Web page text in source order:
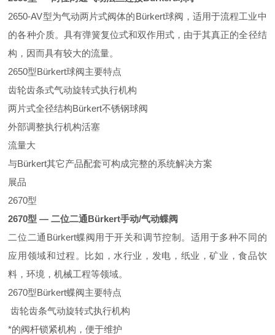
2650-AV型为气动两片式阀体的Bürkert球阀，适用于流程工业中
的各种介质。具有弹簧复位式和双作用式，由于其真正的全径结
构，因而具有较大的流量。
2650型Bürkert球阀主要特点
齿轮齿条式气动旋转式执行机构
两片式全径结构Bürkert不锈钢球阀
外部调整执行机构活塞
流量大
与Bürkert其它产品配套可构成完整的系统解决方案
展品
2670型
2670型 — 二位二通Bürkert手动/气动蝶阀
二位二通 Bürkert蝶阀用于开关和调节控制。适用于多种不同的
应用领域和过程。比如，水行业，发电，纸业，矿业，食品饮
料，环境，机械工程等领域。
2670型Bürkert蝶阀主要特点
齿轮齿条气动旋转式执行机构
*的阀杆锁紧机构，便于维护